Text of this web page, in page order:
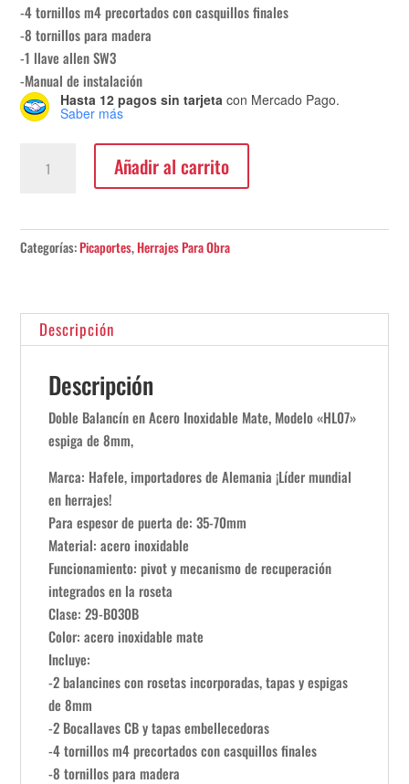
-4 tornillos m4 precortados con casquillos finales
-8 tornillos para madera
-1 llave allen SW3
-Manual de instalación
Hasta 12 pagos sin tarjeta con Mercado Pago.
Saber más
balancin
inoxidable
Añadir al carrito
Categorías:Picaportes,Herrajes Para Obra
Descripción
Descripción
Doble Balancín en Acero Inoxidable Mate, Modelo «HL07»
espiga de 8mm,
Marca: Hafele, importadores de Alemania ¡Líder mundial
en herrajes!
Para espesor de puerta de: 35-70mm
Material: acero inoxidable
Funcionamiento: pivot y mecanismo de recuperación
integrados en la roseta
Clase: 29-B030B
Color: acero inoxidable mate
Incluye:
-2 balancines con rosetas incorporadas, tapas y espigas
de 8mm
-2 Bocallaves CB y tapas embellecedoras
-4 tornillos m4 precortados con casquillos finales
-8 tornillos para madera